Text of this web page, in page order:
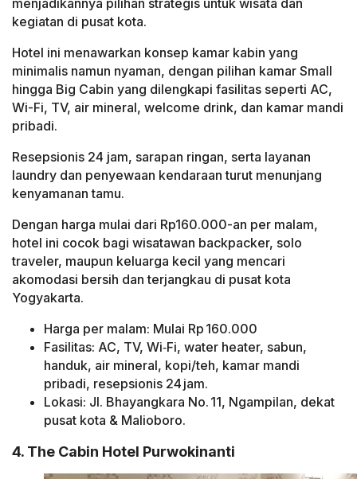
menjadikannya pilihan strategis untuk wisata dan
kegiatan di pusat kota.
Hotel ini menawarkan konsep kamar kabin yang
minimalis namun nyaman, dengan pilihan kamar Small
hingga Big Cabin yang dilengkapi fasilitas seperti AC,
Wi-Fi, TV, air mineral, welcome drink, dan kamar mandi
pribadi.
Resepsionis 24 jam, sarapan ringan, serta layanan
laundry dan penyewaan kendaraan turut menunjang
kenyamanan tamu.
Dengan harga mulai dari Rp160.000-an per malam,
hotel ini cocok bagi wisatawan backpacker, solo
traveler, maupun keluarga kecil yang mencari
akomodasi bersih dan terjangkau di pusat kota
Yogyakarta.
Harga per malam: Mulai Rp 160.000
Fasilitas: AC, TV, Wi‑Fi, water heater, sabun,
handuk, air mineral, kopi/teh, kamar mandi
pribadi, resepsionis 24 jam.
Lokasi: Jl. Bhayangkara No. 11, Ngampilan, dekat
pusat kota & Malioboro.
4. The Cabin Hotel Purwokinanti